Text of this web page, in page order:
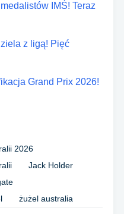
IMŚ! Teraz
z ligą! Pięć
Grand Prix 2026!
2026
Jack Holder
żużel australia